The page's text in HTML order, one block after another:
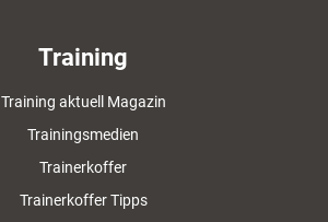
Training
Training aktuell Magazin
Trainingsmedien
Trainerkoffer
Trainerkoffer Tipps